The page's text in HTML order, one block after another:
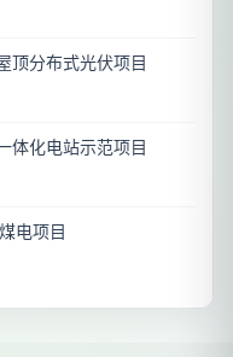
顶分布式光伏项目
体化电站示范项目
电项目